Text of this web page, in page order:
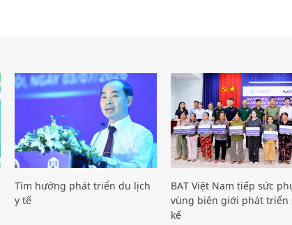
Tìm hướng phát triển du lịch
y tế
BAT Việt Nam tiếp sức
vùng biên giới phát triển
kế